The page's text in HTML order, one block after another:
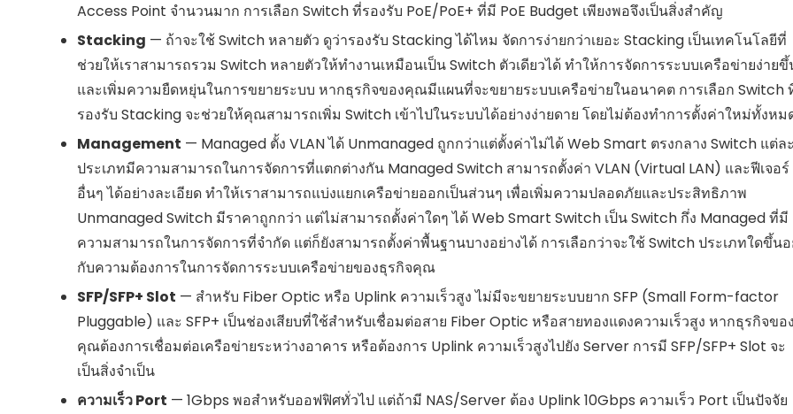
Access Point จำนวนมาก การเลือก Switch ที่รองรับ PoE/PoE+ ที่มี PoE Budget เพียงพอจึงเป็นสิ่งสำคัญ
Stacking — ถ้าจะใช้ Switch หลายตัว ดูว่ารองรับ Stacking ได้ไหม จัดการง่ายกว่าเยอะ Stacking เป็นเทคโนโลยีที่
ช่วยให้เราสามารถรวม Switch หลายตัวให้ทำงานเหมือนเป็น Switch ตัวเดียวได้ ทำให้การจัดการระบบเครือข่ายง่าย
และเพิ่มความยืดหยุ่นในการขยายระบบ หากธุรกิจของคุณมีแผนที่จะขยายระบบเครือข่ายในอนาคต การเลือก Switch
รองรับ Stacking จะช่วยให้คุณสามารถเพิ่ม Switch เข้าไปในระบบได้อย่างง่ายดาย โดยไม่ต้องทำการตั้งค่าใหม่ทั้งหม
Management — Managed ตั้ง VLAN ได้ Unmanaged ถูกกว่าแต่ตั้งค่าไม่ได้ Web Smart ตรงกลาง Switch แต่ล
ประเภทมีความสามารถในการจัดการที่แตกต่างกัน Managed Switch สามารถตั้งค่า VLAN (Virtual LAN) และฟีเจอร์
อื่นๆ ได้อย่างละเอียด ทำให้เราสามารถแบ่งแยกเครือข่ายออกเป็นส่วนๆ เพื่อเพิ่มความปลอดภัยและประสิทธิภาพ
Unmanaged Switch มีราคาถูกกว่า แต่ไม่สามารถตั้งค่าใดๆ ได้ Web Smart Switch เป็น Switch กึ่ง Managed ที่มี
ความสามารถในการจัดการที่จำกัด แต่ก็ยังสามารถตั้งค่าพื้นฐานบางอย่างได้ การเลือกว่าจะใช้ Switch ประเภทใดขึ้น
กับความต้องการในการจัดการระบบเครือข่ายของธุรกิจคุณ
SFP/SFP+ Slot — สำหรับ Fiber Optic หรือ Uplink ความเร็วสูง ไม่มีจะขยายระบบยาก SFP (Small Form-factor
Pluggable) และ SFP+ เป็นช่องเสียบที่ใช้สำหรับเชื่อมต่อสาย Fiber Optic หรือสายทองแดงความเร็วสูง หากธุรกิจขอ
คุณต้องการเชื่อมต่อเครือข่ายระหว่างอาคาร หรือต้องการ Uplink ความเร็วสูงไปยัง Server การมี SFP/SFP+ Slot จะ
เป็นสิ่งจำเป็น
ความเร็ว Port — 1Gbps พอสำหรับออฟฟิศทั่วไป แต่ถ้ามี NAS/Server ต้อง Uplink 10Gbps ความเร็ว Port เป็นปัจจัย